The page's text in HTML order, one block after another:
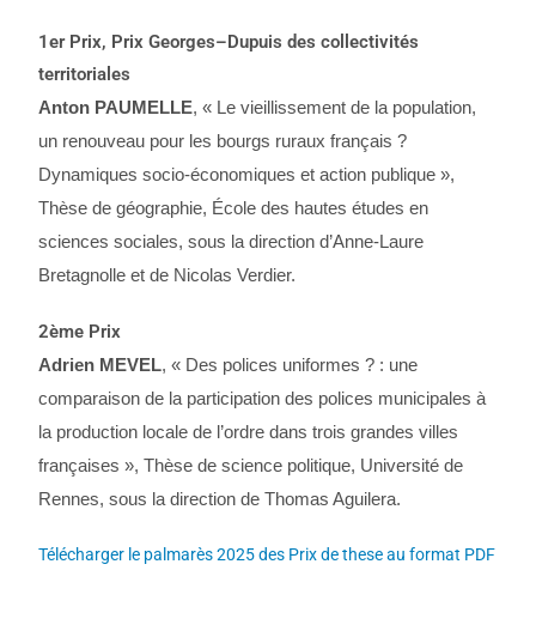
1er Prix, Prix Georges–Dupuis des collectivités
territoriales
Anton PAUMELLE, « Le vieillissement de la population,
un renouveau pour les bourgs ruraux français ?
Dynamiques socio-économiques et action publique »,
Thèse de géographie, École des hautes études en
sciences sociales, sous la direction d’Anne-Laure
Bretagnolle et de Nicolas Verdier.
2ème Prix
Adrien MEVEL, « Des polices uniformes ? : une
comparaison de la participation des polices municipales à
la production locale de l’ordre dans trois grandes villes
françaises », Thèse de science politique, Université de
Rennes, sous la direction de Thomas Aguilera.
Télécharger le palmarès 2025 des Prix de these au format PDF